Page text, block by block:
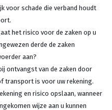
voor schade die verband houdt
het risico voor de zaken op u
derde de zaken
aan?
ontvangst van de zaken door
transport is voor uw rekening.
en risico opslaan, wanneer
wijze aan u kunnen